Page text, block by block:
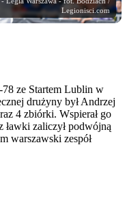
Legionisci.com
ze Startem Lublin w
drużyny był Andrzej
4 zbiórki. Wspierał go
zaliczył podwójną
warszawski zespół